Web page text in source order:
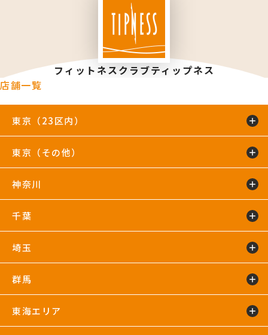
フィットネスクラブティップネス
店舗一覧
東京（23区内）
綾瀬店 TIP.X TOKYO 池袋
大泉学園24hours
五反田24hours
下井草店新小岩店東武練馬24hours中野24hours
練馬24hours
東京（その他）
吉祥寺24hours
神奈川
千葉
蘇我24hours
埼玉
イオンモール川口店
群馬
東海エリア